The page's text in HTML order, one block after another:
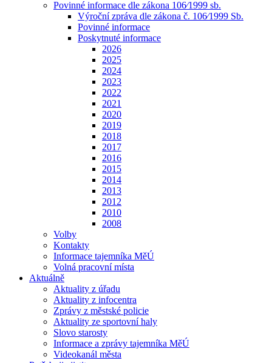
Povinné informace dle zákona 106⁄1999 sb.
Výroční zpráva dle zákona č. 106⁄1999 Sb.
Povinné informace
Poskytnuté informace
2026
2025
2024
2023
2022
2021
2020
2019
2018
2017
2016
2015
2014
2013
2012
2010
2008
Volby
Kontakty
Informace tajemníka MěÚ
Volná pracovní místa
Aktuálně
Aktuality z úřadu
Aktuality z infocentra
Zprávy z městské policie
Aktuality ze sportovní haly
Slovo starosty
Informace a zprávy tajemníka MěÚ
Videokanál města